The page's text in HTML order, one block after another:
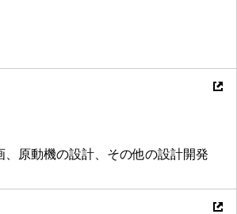
、原動機の設計、その他の設計開発